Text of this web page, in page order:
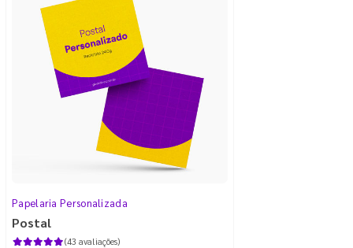
Papelaria Personalizada
Postal
(43 avaliações)